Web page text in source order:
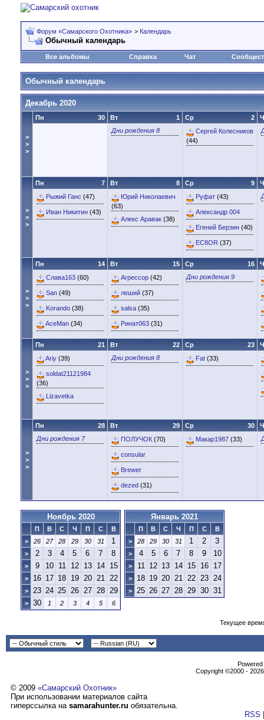
Форум «Самарского Охотника» > Календарь
Обычный календарь
Все альбомы Справка Чат
Обычный календарь
Декабрь 2020
>
>
>
30
Пн 1
Вт
Дни рождения 8
2
Ср
Сергей Колесников
(44)
>
>
>
7
Пн
Рыжий Ганс (47)
Иван Никитин (43)
8
Вт
Юрий Николаевич
(63)
Алекс Аравак (38)
9
Ср
Руфат (43)
Александр 004
Егений Берзин (40)
EC8OR (37)
>
>
>
14
Пн
Слава163 (60)
San (49)
Korando (38)
AceMan (34)
15
Вт
Агрессор (42)
леший (37)
salsa (35)
Ринат063 (31)
16
Ср
Дни рождения 9
>
>
>
21
Пн
Ariy (39)
soldat21121984
(36)
Lizavetka
22
Вт
Дни рождения 8
23
Ср
Fat (33)
>
>
>
28
Пн
Дни рождения 7
29
Вт
ПОЛУЧОК (70)
consular
Brewer
dezed (31)
30
Ср
Макар1987 (33)
Ноябрь 2020
П В С Ч П С
В
>
26 27 28 29 30 31 1
> 2 3 4 5 6 7 8
> 9 10 11 12 13 14 15
> 16 17 18 19 20 21 22
> 23 24 25 26 27 28 29
> 30 1 2 3 4 5 6
Январь 2021
П В С Ч П С
В
>
28 29 30 31 1 2 3
> 4 5 6 7 8 9 10
> 11 12 13 14 15 16 17
> 18 19 20 21 22 23 24
> 25 26 27 28 29 30 31
Текущее
Copyright ©2000 -
© 2009 «Самарский Охотник»
При использовании материалов сайта
гиперссылка на samarahunter.ru обязательна.
RSS